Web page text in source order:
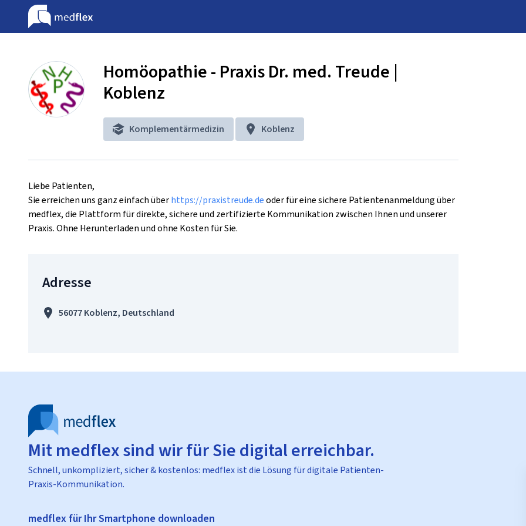
Homöopathie - Praxis Dr. med. Treude |
Koblenz
Komplementärmedizin Koblenz
Liebe Patienten,
Sie erreichen uns ganz einfach über https://praxistreude.de oder für eine sichere Patientenanmeldung über
medflex, die Plattform für direkte, sichere und zertifizierte Kommunikation zwischen Ihnen und unserer
Praxis. Ohne Herunterladen und ohne Kosten für Sie.
Adresse
56077 Koblenz, Deutschland
Mit medflex sind wir für Sie digital erreichbar.
Schnell, unkompliziert, sicher & kostenlos: medflex ist die Lösung für digitale Patienten-
Praxis-Kommunikation.
medflex für Ihr Smartphone downloaden